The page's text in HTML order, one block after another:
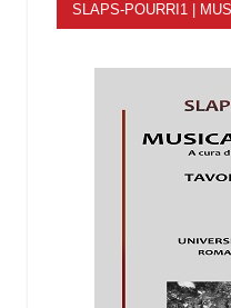
SLAPS-POURRI1 |